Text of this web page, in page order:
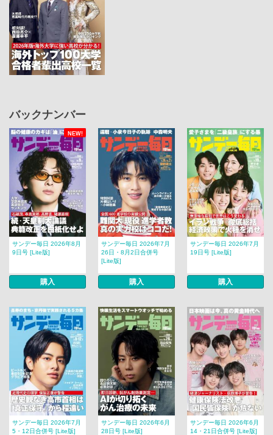
バックナンバー
NEW!
サンデー毎日 2026年8月
9日号 [Lite版]
購入
サンデー毎日 2026年7月
26日・8月2日合併号
[Lite版]
購入
サンデー毎日 2026年7月
19日号 [Lite版]
購入
サンデー毎日 2026年7月
5・12日合併号 [Lite版]
サンデー毎日 2026年6月
28日号 [Lite版]
サンデー毎日 2026年6月
14・21日合併号 [Lite版]